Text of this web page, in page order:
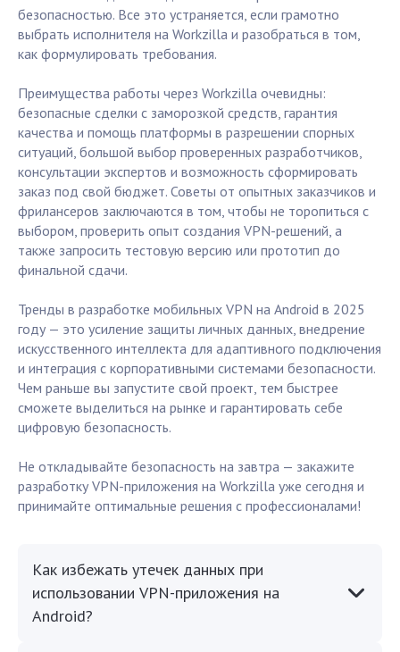
безопасностью. Все это устраняется, если грамотно
выбрать исполнителя на Workzilla и разобраться в том,
как формулировать требования.
Преимущества работы через Workzilla очевидны:
безопасные сделки с заморозкой средств, гарантия
качества и помощь платформы в разрешении спорных
ситуаций, большой выбор проверенных разработчиков,
консультации экспертов и возможность сформировать
заказ под свой бюджет. Советы от опытных заказчиков и
фрилансеров заключаются в том, чтобы не торопиться с
выбором, проверить опыт создания VPN-решений, а
также запросить тестовую версию или прототип до
финальной сдачи.
Тренды в разработке мобильных VPN на Android в 2025
году — это усиление защиты личных данных, внедрение
искусственного интеллекта для адаптивного подключения
и интеграция с корпоративными системами безопасности.
Чем раньше вы запустите свой проект, тем быстрее
сможете выделиться на рынке и гарантировать себе
цифровую безопасность.
Не откладывайте безопасность на завтра — закажите
разработку VPN-приложения на Workzilla уже сегодня и
принимайте оптимальные решения с профессионалами!
Как избежать утечек данных при
использовании VPN-приложения на
Android?